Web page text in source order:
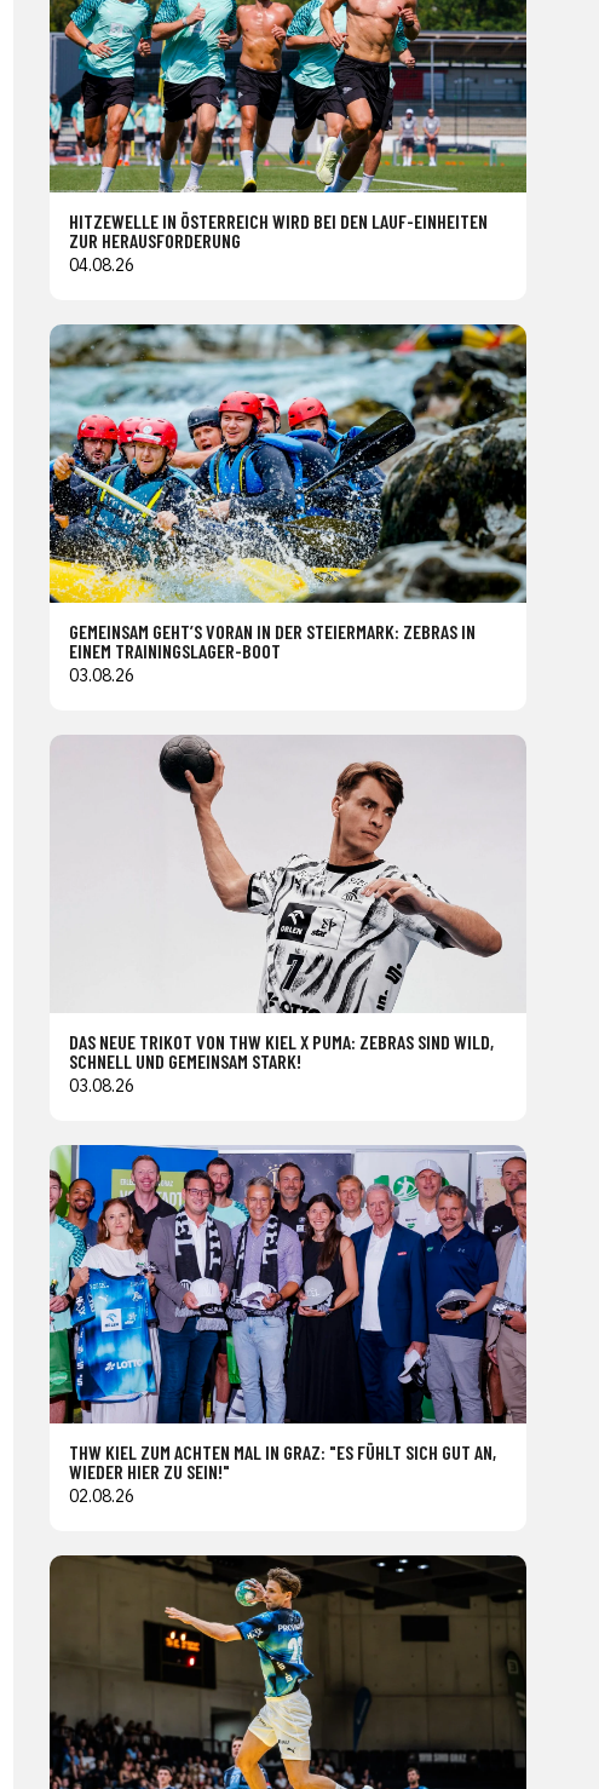
HITZEWELLE IN ÖSTERREICH WIRD BEI DEN LAUF-EINHEITEN
ZUR HERAUSFORDERUNG
04.08.26
GEMEINSAM GEHT’S VORAN IN DER STEIERMARK: ZEBRAS IN
EINEM TRAININGSLAGER-BOOT
03.08.26
DAS NEUE TRIKOT VON THW KIEL X PUMA: ZEBRAS SIND WILD,
SCHNELL UND GEMEINSAM STARK!
03.08.26
THW KIEL ZUM ACHTEN MAL IN GRAZ: "ES FÜHLT SICH GUT AN,
WIEDER HIER ZU SEIN!"
02.08.26